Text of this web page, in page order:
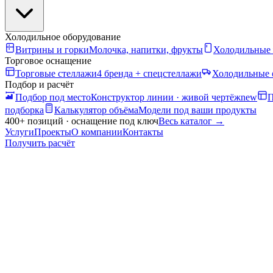
Холодильное оборудование
Витрины и горкиМолочка, напитки, фрукты
Торговое оснащение
Торговые стеллажи4 бренда + спецстеллажи Холодильные
Подбор и расчёт
Подбор под местоКонструктор линии · живой чертёжnew
подборка
Калькулятор объёмаМодели под ваши продукты
400+ позиций · оснащение под ключВесь каталог →
УслугиПроектыО компанииКонтакты
Получить расчёт